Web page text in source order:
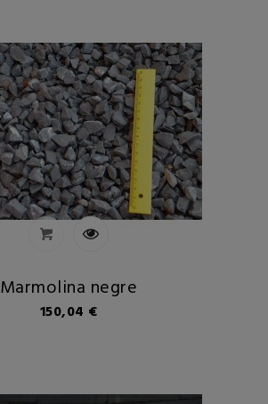
Marmolina negre
Preu
150,04 €